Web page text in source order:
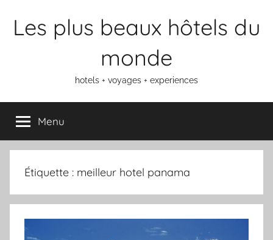
Les plus beaux hôtels du
monde
hotels + voyages + experiences
Menu
Étiquette : meilleur hotel panama